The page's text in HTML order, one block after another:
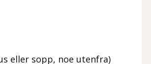
eller sopp, noe utenfra)